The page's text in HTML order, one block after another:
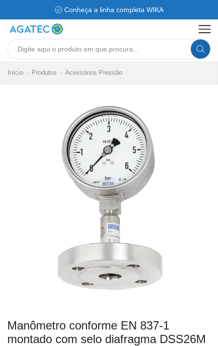
Conheça a linha completa WIKA
Search
Início Produtos Acessórios Pressão
Manômetro conforme EN 837-1
montado com selo diafragma DSS26M